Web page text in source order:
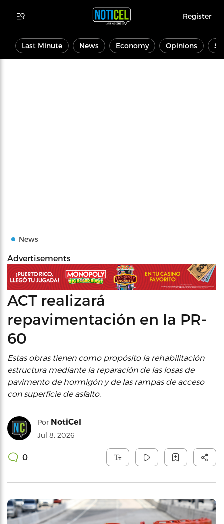
Register
Last Minute News Economy Opinions
News
Advertisements
ACT realizará
repavimentación en la PR-
60
Estas obras tienen como propósito la rehabilitación
estructura mediante la reparación de las losas de
pavimento de hormigón y de las rampas de acceso
con superficie de asfalto.
Por NotiCel
Jul 8, 2026
0